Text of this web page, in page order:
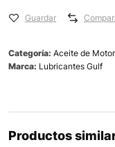
Guardar
Categoría: Aceite de
Marca: Lubricantes Gulf
Productos